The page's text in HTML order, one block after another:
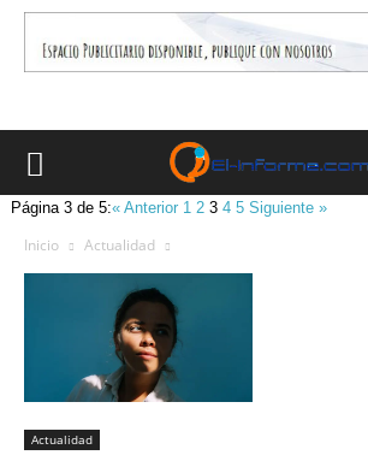
Página 3 de 5:« Anterior 1 2 34 5 Siguiente »
Inicio Actualidad
Actualidad